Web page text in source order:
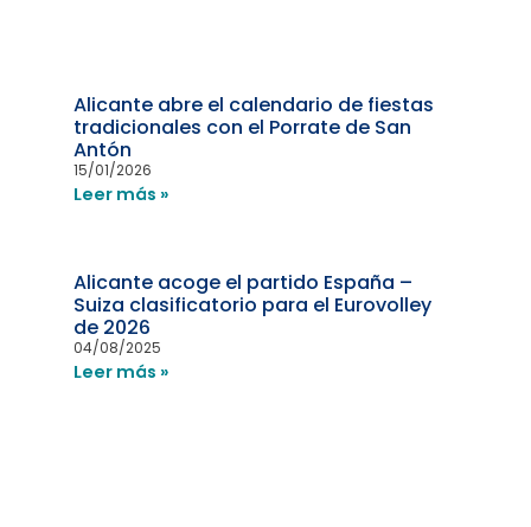
Alicante abre el calendario de fiestas
tradicionales con el Porrate de San
Antón
15/01/2026
Leer más »
Alicante acoge el partido España –
Suiza clasificatorio para el Eurovolley
de 2026
04/08/2025
Leer más »